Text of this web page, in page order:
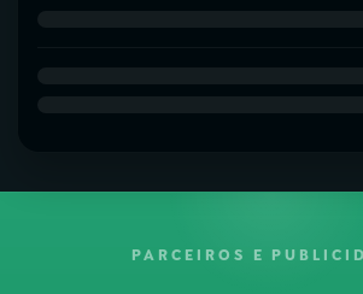
PARCEIROS E